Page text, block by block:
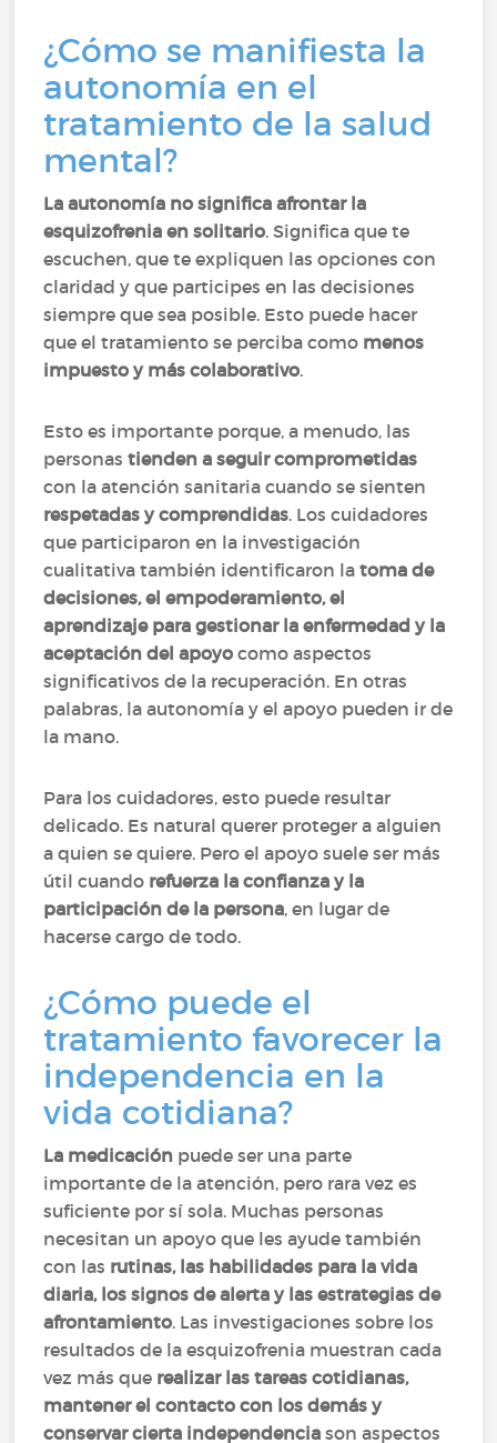
¿Cómo se manifiesta la
autonomía en el
tratamiento de la salud
mental?
La autonomía no significa afrontar la
esquizofrenia en solitario. Significa que te
escuchen, que te expliquen las opciones con
claridad y que participes en las decisiones
siempre que sea posible. Esto puede hacer
que el tratamiento se perciba como menos
impuesto y más colaborativo.
Esto es importante porque, a menudo, las
personastienden a seguir comprometidas
con la atención sanitaria cuando se sienten
respetadas y comprendidas. Los cuidadores
que participaron en la investigación
cualitativa también identificaron latoma de
decisiones, el empoderamiento, el
aprendizaje para gestionar la enfermedad y la
aceptación del apoyo como aspectos
significativos de la recuperación. En otras
palabras, la autonomía y el apoyo pueden ir de
la mano.
Para los cuidadores, esto puede resultar
delicado. Es natural querer proteger a alguien
a quien se quiere. Pero el apoyo suele ser más
útil cuando refuerza la confianza y la
participación de la persona, en lugar de
hacerse cargo de todo.
¿Cómo puede el
tratamiento favorecer la
independencia en la
vida cotidiana?
La medicación puede ser una parte
importante de la atención, pero rara vez es
suficiente por sí sola. Muchas personas
necesitan un apoyo que les ayude también
con las rutinas, las habilidades para la vida
diaria, los signos de alerta y las estrategias de
afrontamiento. Las investigaciones sobre los
resultados de la esquizofrenia muestran cada
vez más que realizar las tareas cotidianas,
mantener el contacto con los demás y
conservar cierta independencia son aspectos